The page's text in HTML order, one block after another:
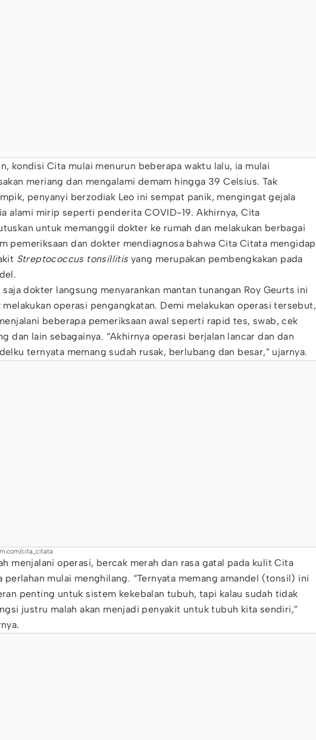
kondisi Cita mulai menurun beberapa waktu lalu, ia mulai
meriang dan mengalami demam hingga 39 Celsius. Tak
penyanyi berzodiak Leo ini sempat panik, mengingat gejala
alami mirip seperti penderita COVID-19. Akhirnya, Cita
untuk memanggil dokter ke rumah dan melakukan berbagai
pemeriksaan dan dokter mendiagnosa bahwa Cita Citata mengidap
Streptococcus tonsillitisyang merupakan pembengkakan pada
saja dokter langsung menyarankan mantan tunangan Roy Geurts ini
melakukan operasi pengangkatan. Demi melakukan operasi tersebut,
beberapa pemeriksaan awal seperti rapid tes, swab, cek
dan lain sebagainya. “Akhirnya operasi berjalan lancar dan dan
ternyata memang sudah rusak, berlubang dan besar,” ujarnya.
cita_citata
menjalani operasi, bercak merah dan rasa gatal pada kulit Cita
perlahan mulai menghilang. “Ternyata memang amandel (tonsil) ini
penting untuk sistem kekebalan tubuh, tapi kalau sudah tidak
justru malah akan menjadi penyakit untuk tubuh kita sendiri,”